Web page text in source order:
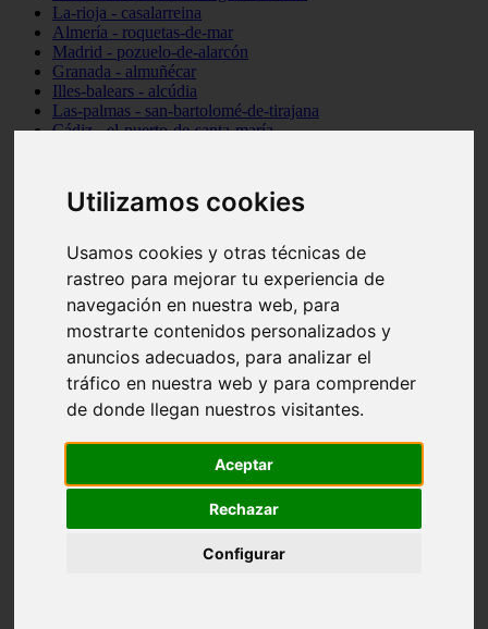
Utilizamos cookies
Usamos cookies y otras técnicas de
rastreo para mejorar tu experiencia de
navegación en nuestra web, para
mostrarte contenidos personalizados y
anuncios adecuados, para analizar el
tráfico en nuestra web y para comprender
de donde llegan nuestros visitantes.
Aceptar
Rechazar
Configurar
La-rioja - casalarreina
Almería - roquetas-de-mar
Madrid - pozuelo-de-alarcón
Granada - almuñécar
Illes-balears - alcúdia
Las-palmas - san-bartolomé-de-tirajana
Cádiz - el-puerto-de-santa-maría
Santa-cruz-de-tenerife - los-llanos-de-aridane
Cantabria - suances
Granada - monachil
Huesca - isábena
Huesca - alquézar
Huesca - castejón-de-sos
Sevilla - marinaleda
Córdoba - almedinilla
Navarra - zangoza
Cantabria - arenas-de-iguña
Barcelona - la-pobla-de-lillet
Las-palmas - yaiza
Valladolid - fuensaldaña